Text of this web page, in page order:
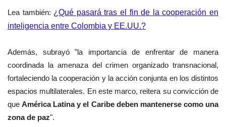
Lea también: ¿Qué pasará tras el fin de la cooperación en
inteligencia entre Colombia y EE.UU.?
Además, subrayó "la importancia de enfrentar de manera
coordinada la amenaza del crimen organizado transnacional,
fortaleciendo la cooperación y la acción conjunta en los distintos
espacios multilaterales. En este marco, reitera su convicción de
queAmérica Latina y el Caribe deben mantenerse como una
zona de paz".